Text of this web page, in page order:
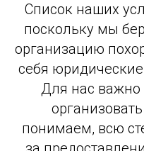
Список наших
поскольку мы
организацию
себя
Для нас важно
понимаем, всю